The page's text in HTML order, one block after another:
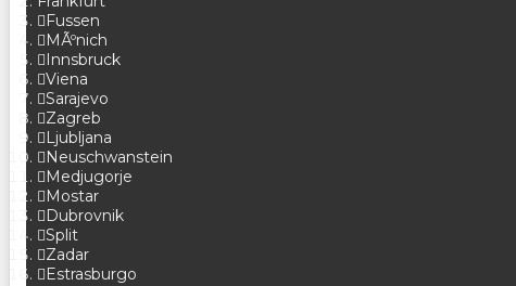
Fussen
MÃºnich
Innsbruck
Viena
Sarajevo
Zagreb
Ljubljana
Neuschwanstein
Medjugorje
Mostar
Dubrovnik
Split
Zadar
Estrasburgo